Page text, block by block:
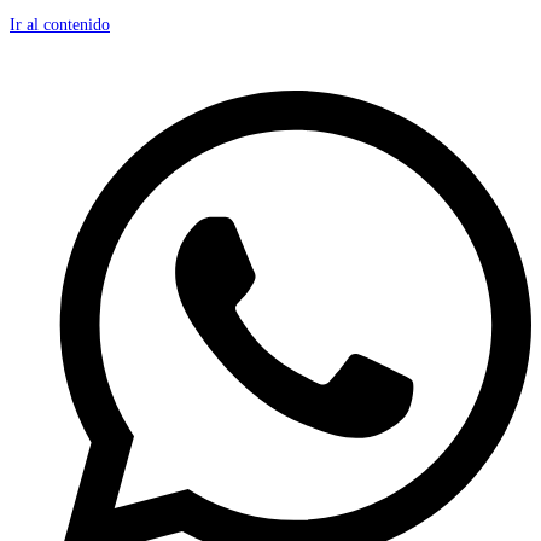
Ir al contenido